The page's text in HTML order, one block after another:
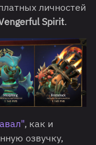
личностей
Spirit.
, как и
озвучку,